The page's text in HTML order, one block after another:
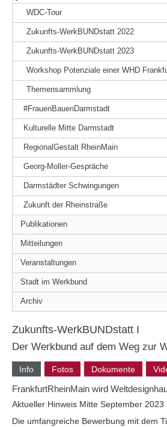
WDC-Tour
Zukunfts-WerkBUNDstatt 2022
Zukunfts-WerkBUNDstatt 2023
Workshop Potenziale einer WHD
Themensammlung
#FrauenBauenDarmstadt
Kulturelle Mitte Darmstadt
RegionalGestalt RheinMain
Georg-Moller-Gespräche
Darmstädter Schwingungen
Zukunft der Rheinstraße
Publikationen
Mitteilungen
Veranstaltungen
Stadt im Werkbund
Archiv
Zukunfts-WerkBUNDstatt I
Der Werkbund auf dem Weg zur
Info Fotos Dokumente
FrankfurtRheinMain wird
Aktueller Hinweis Mitte September 2023
Die umfangreiche Bewerbung mit dem